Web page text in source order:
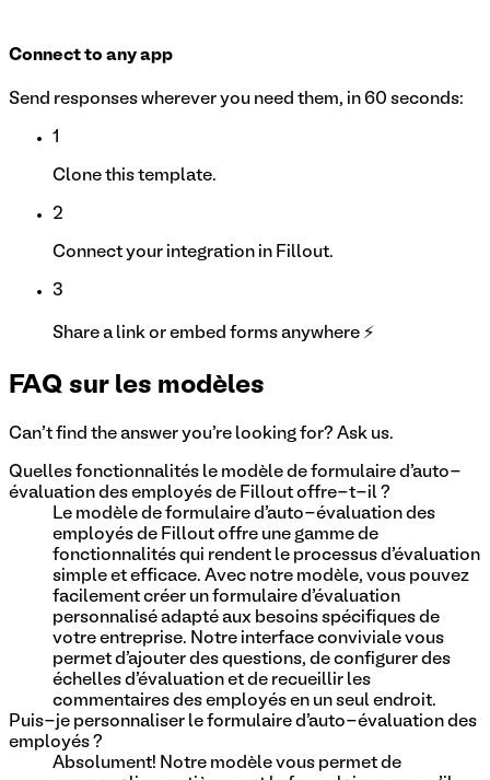
Connect to any app
Send responses wherever you need them, in 60 seconds:
1
Clone this template.
2
Connect your integration in Fillout.
3
Share a link or embed forms anywhere ⚡
FAQ sur les modèles
Can't find the answer you're looking for? Ask us.
Quelles fonctionnalités le modèle de formulaire d'auto-
évaluation des employés de Fillout offre-t-il ?
Le modèle de formulaire d'auto-évaluation des
employés de Fillout offre une gamme de
fonctionnalités qui rendent le processus d'évaluation
simple et efficace. Avec notre modèle, vous pouvez
facilement créer un formulaire d'évaluation
personnalisé adapté aux besoins spécifiques de
votre entreprise. Notre interface conviviale vous
permet d'ajouter des questions, de configurer des
échelles d'évaluation et de recueillir les
commentaires des employés en un seul endroit.
Puis-je personnaliser le formulaire d'auto-évaluation des
employés ?
Absolument! Notre modèle vous permet de